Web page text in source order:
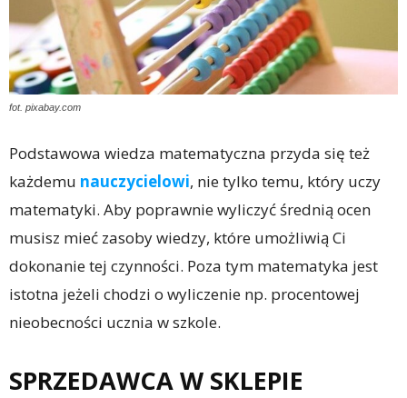
fot. pixabay.com
Podstawowa wiedza matematyczna przyda się też
każdemu nauczycielowi, nie tylko temu, który uczy
matematyki. Aby poprawnie wyliczyć średnią ocen
musisz mieć zasoby wiedzy, które umożliwią Ci
dokonanie tej czynności. Poza tym matematyka jest
istotna jeżeli chodzi o wyliczenie np. procentowej
nieobecności ucznia w szkole.
SPRZEDAWCA W SKLEPIE